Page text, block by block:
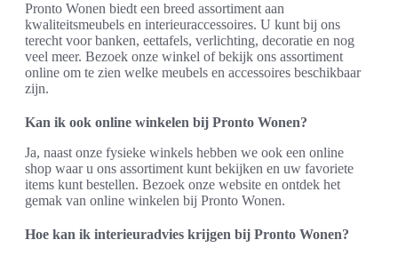
Pronto Wonen biedt een breed assortiment aan
kwaliteitsmeubels en interieuraccessoires. U kunt bij ons
terecht voor banken, eettafels, verlichting, decoratie en nog
veel meer. Bezoek onze winkel of bekijk ons assortiment
online om te zien welke meubels en accessoires beschikbaar
zijn.
Kan ik ook online winkelen bij Pronto Wonen?
Ja, naast onze fysieke winkels hebben we ook een online
shop waar u ons assortiment kunt bekijken en uw favoriete
items kunt bestellen. Bezoek onze website en ontdek het
gemak van online winkelen bij Pronto Wonen.
Hoe kan ik interieuradvies krijgen bij Pronto Wonen?